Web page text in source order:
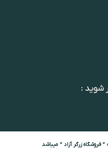
شوید :
زرگر آزاد ” میباشد